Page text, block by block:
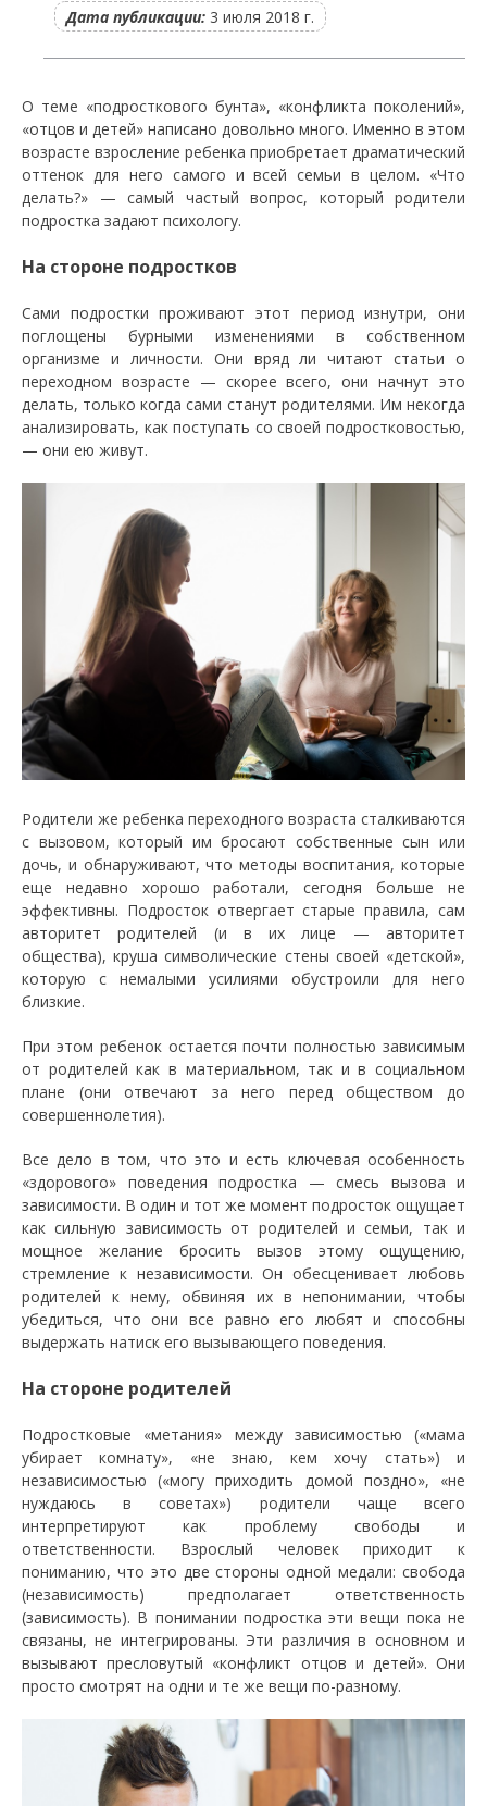
Дата публикации: 3 июля 2018 г.
О теме «подросткового бунта», «конфликта поколений»,
«отцов и детей» написано довольно много. Именно в этом
возрасте взросление ребенка приобретает драматический
оттенок для него самого и всей семьи в целом. «Что
делать?» — самый частый вопрос, который родители
подростка задают психологу.
На стороне подростков
Сами подростки проживают этот период изнутри, они
поглощены бурными изменениями в собственном
организме и личности. Они вряд ли читают статьи о
переходном возрасте — скорее всего, они начнут это
делать, только когда сами станут родителями. Им некогда
анализировать, как поступать со своей подростковостью,
— они ею живут.
Родители же ребенка переходного возраста сталкиваются
с вызовом, который им бросают собственные сын или
дочь, и обнаруживают, что методы воспитания, которые
еще недавно хорошо работали, сегодня больше не
эффективны. Подросток отвергает старые правила, сам
авторитет родителей (и в их лице — авторитет
общества), круша символические стены своей «детской»,
которую с немалыми усилиями обустроили для него
близкие.
При этом ребенок остается почти полностью зависимым
от родителей как в материальном, так и в социальном
плане (они отвечают за него перед обществом до
совершеннолетия).
Все дело в том, что это и есть ключевая особенность
«здорового» поведения подростка — смесь вызова и
зависимости. В один и тот же момент подросток ощущает
как сильную зависимость от родителей и семьи, так и
мощное желание бросить вызов этому ощущению,
стремление к независимости. Он обесценивает любовь
родителей к нему, обвиняя их в непонимании, чтобы
убедиться, что они все равно его любят и способны
выдержать натиск его вызывающего поведения.
На стороне родителей
Подростковые «метания» между зависимостью («мама
убирает комнату», «не знаю, кем хочу стать») и
независимостью («могу приходить домой поздно», «не
нуждаюсь в советах») родители чаще всего
интерпретируют как проблему свободы и
ответственности. Взрослый человек приходит к
пониманию, что это две стороны одной медали: свобода
(независимость) предполагает ответственность
(зависимость). В понимании подростка эти вещи пока не
связаны, не интегрированы. Эти различия в основном и
вызывают пресловутый «конфликт отцов и детей». Они
просто смотрят на одни и те же вещи по-разному.